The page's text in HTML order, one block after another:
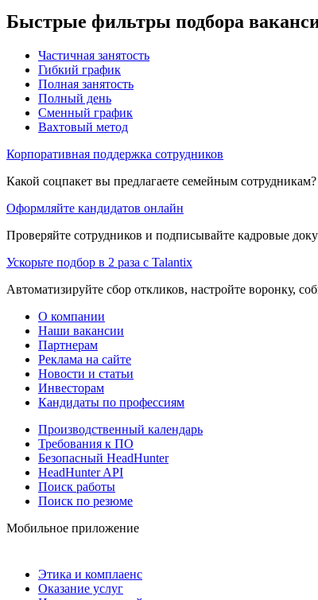
Быстрые фильтры подбора
Частичная занятость
Гибкий график
Полная занятость
Полный день
Сменный график
Вахтовый метод
Корпоративная поддержка сотрудников
Какой соцпакет вы предлагаете семейным сотрудникам?
Оформляйте кандидатов онлайн
Проверяйте сотрудников и подписывайте кадровые
Ускорьте подбор в 2 раза с Talantix
Автоматизируйте сбор откликов, настройте воронку,
О компании
Наши вакансии
Партнерам
Реклама на сайте
Новости и статьи
Инвесторам
Кандидаты по профессиям
Производственный календарь
Требования к ПО
Безопасный HeadHunter
HeadHunter API
Поиск работы
Поиск по резюме
Мобильное приложение
Этика и комплаенс
Оказание услуг